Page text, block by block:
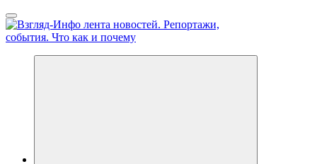
Перейти
к
содержанию
Обо всем и обо всех, что зачем и почему. Новости политики,